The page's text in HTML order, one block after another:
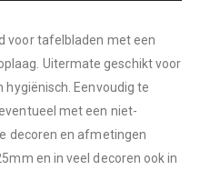
voor tafelbladen met een
Uitermate geschikt voor
hygiënisch. Eenvoudig te
met een niet-
decoren en afmetingen
en in veel decoren ook in